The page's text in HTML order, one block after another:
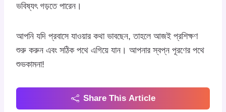
ভবিষ্যৎ গড়তে পারেন।
আপনি যদি প্রবাসে যাওয়ার কথা ভাবছেন, তাহলে আজই প্রশিক্ষণ
শুরু করুন এবং সঠিক পথে এগিয়ে যান। আপনার স্বপ্ন পূরণের পথে
শুভকামনা!
Share This Article